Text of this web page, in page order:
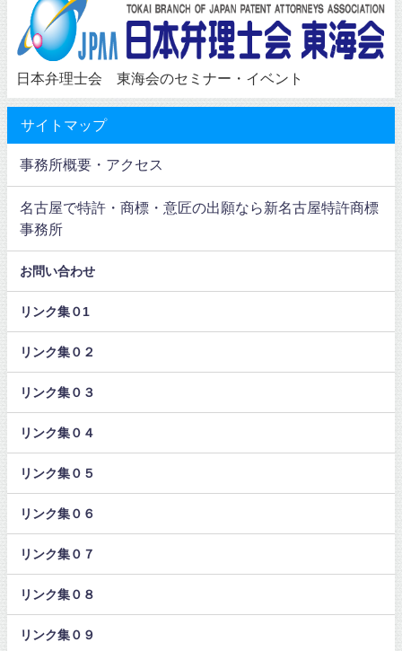
日本弁理士会 東海会のセミナー・イベント
サイトマップ
事務所概要・アクセス
名古屋で特許・商標・意匠の出願なら新名古屋特許商標
事務所
お問い合わせ
リンク集０1
リンク集０２
リンク集０３
リンク集０４
リンク集０５
リンク集０６
リンク集０７
リンク集０８
リンク集０９